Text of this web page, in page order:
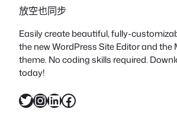
放空也同步
Easily create beautiful, fully-
the new WordPress Site Editor and the
theme. No coding skills required.
today!
X InstagramLinkedIn Facebook